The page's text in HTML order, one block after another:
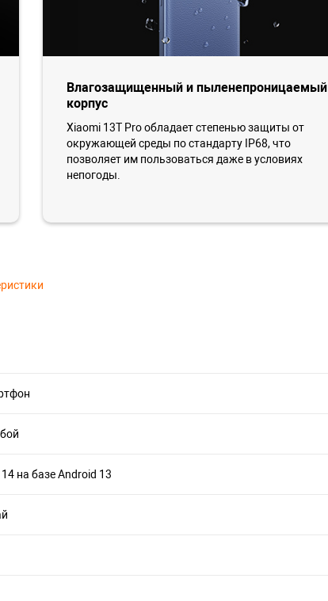
Влагозащищенный и пыленепроницаемый
корпус
Xiaomi 13T Pro обладает степенью защиты от
окружающей среды по стандарту IP68, что
позволяет им пользоваться даже в условиях
непогоды.
14 на базе Android 13